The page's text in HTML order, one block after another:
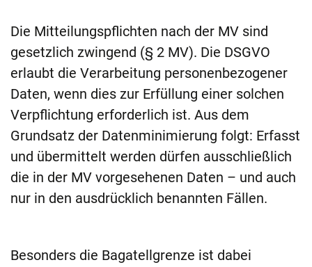
Die Mitteilungspflichten nach der MV sind
gesetzlich zwingend (§ 2 MV). Die DSGVO
erlaubt die Verarbeitung personenbezogener
Daten, wenn dies zur Erfüllung einer solchen
Verpflichtung erforderlich ist. Aus dem
Grundsatz der Datenminimierung folgt: Erfasst
und übermittelt werden dürfen ausschließlich
die in der MV vorgesehenen Daten – und auch
nur in den ausdrücklich benannten Fällen.
Besonders die Bagatellgrenze ist dabei